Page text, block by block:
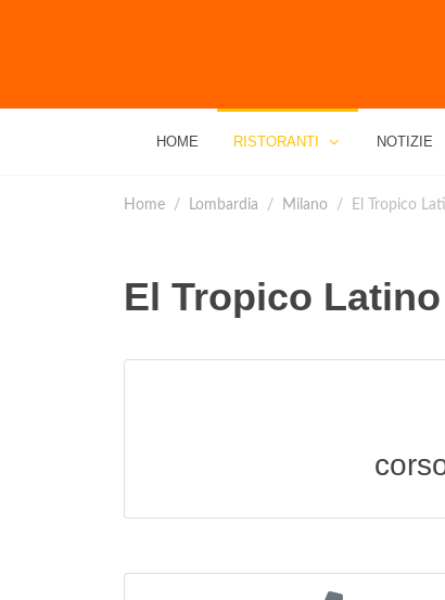
HOME RISTORANTI NOTIZIE
Home Lombardia Milano El Tropico
El Tropico